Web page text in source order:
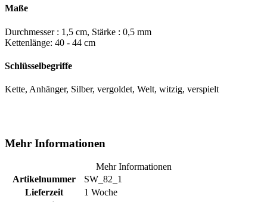
Maße
Durchmesser : 1,5 cm, Stärke : 0,5 mm
Kettenlänge: 40 - 44 cm
Schlüsselbegriffe
Kette, Anhänger, Silber, vergoldet, Welt, witzig, verspielt
Mehr Informationen
Mehr Informationen
Artikelnummer
SW_82_1
Lieferzeit
1 Woche